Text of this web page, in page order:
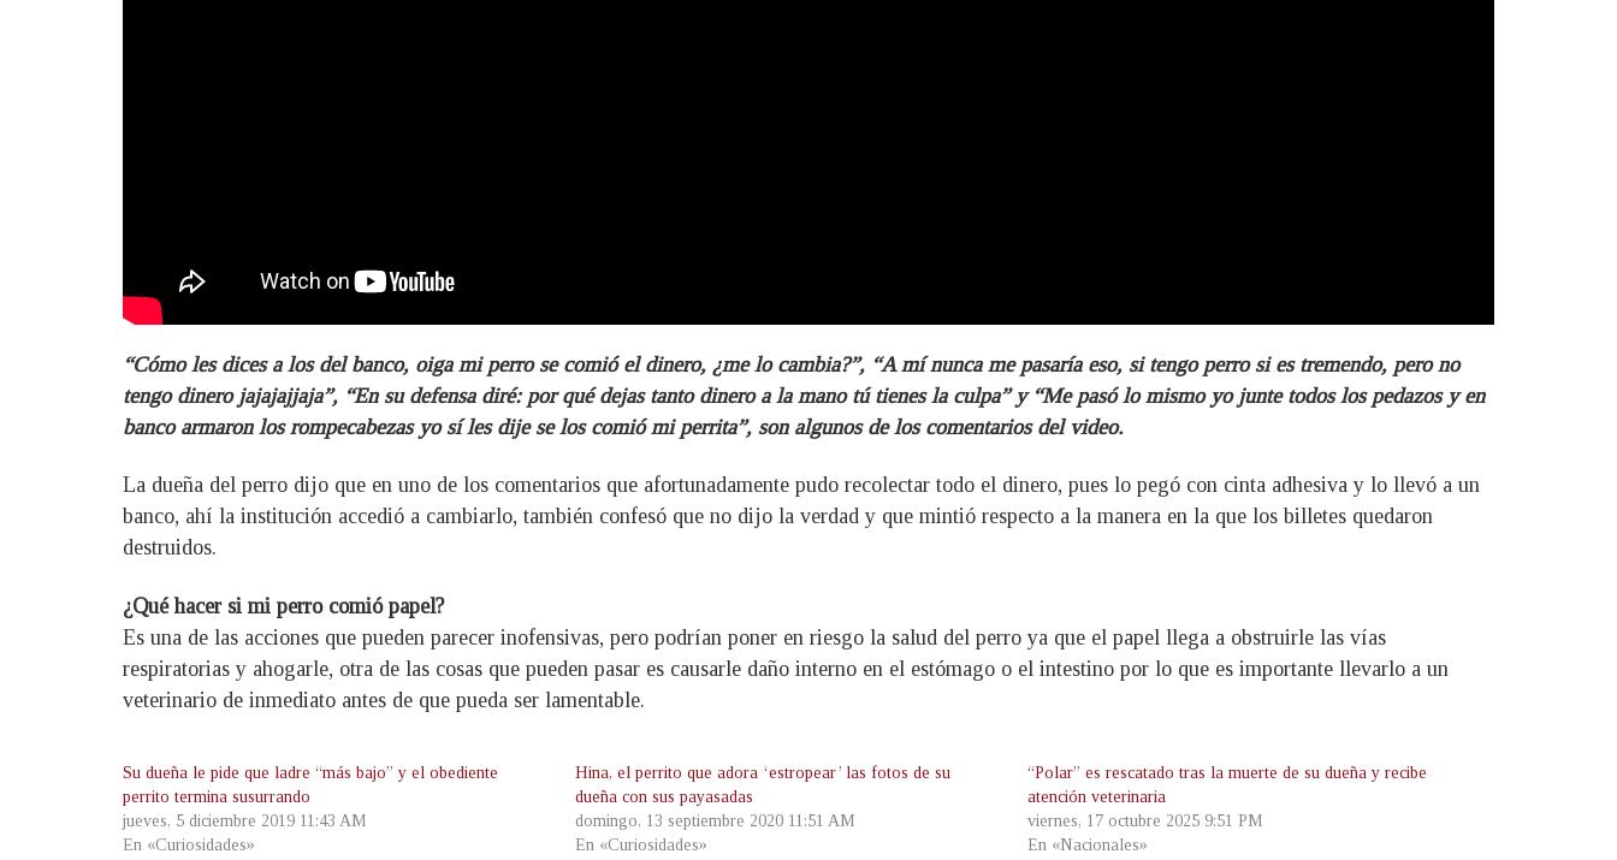
“Cómo les dices a los del banco, oiga mi perro se comió el dinero, ¿me lo cambia?”, “A mí nunca me pasaría eso, si tengo perro si es tremendo, pero no
tengo dinero jajajajjaja”, “En su defensa diré: por qué dejas tanto dinero a la mano tú tienes la culpa” y “Me pasó lo mismo yo junte todos los pedazos y en
banco armaron los rompecabezas yo sí les dije se los comió mi perrita”, son algunos de los comentarios del video.
La dueña del perro dijo que en uno de los comentarios que afortunadamente pudo recolectar todo el dinero, pues lo pegó con cinta adhesiva y lo llevó a un
banco, ahí la institución accedió a cambiarlo, también confesó que no dijo la verdad y que mintió respecto a la manera en la que los billetes quedaron
destruidos.
¿Qué hacer si mi perro comió papel?
Es una de las acciones que pueden parecer inofensivas, pero podrían poner en riesgo la salud del perro ya que el papel llega a obstruirle las vías
respiratorias y ahogarle, otra de las cosas que pueden pasar es causarle daño interno en el estómago o el intestino por lo que es importante llevarlo a un
veterinario de inmediato antes de que pueda ser lamentable.
Su dueña le pide que ladre “más bajo” y el obediente
perrito termina susurrando
jueves, 5 diciembre 2019 11:43 AM
En «Curiosidades»
Hina, el perrito que adora ‘estropear’ las fotos de su
dueña con sus payasadas
domingo, 13 septiembre 2020 11:51 AM
En «Curiosidades»
“Polar” es rescatado tras la muerte de su dueña y recibe
atención veterinaria
viernes, 17 octubre 2025 9:51 PM
En «Nacionales»